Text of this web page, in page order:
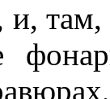
и,